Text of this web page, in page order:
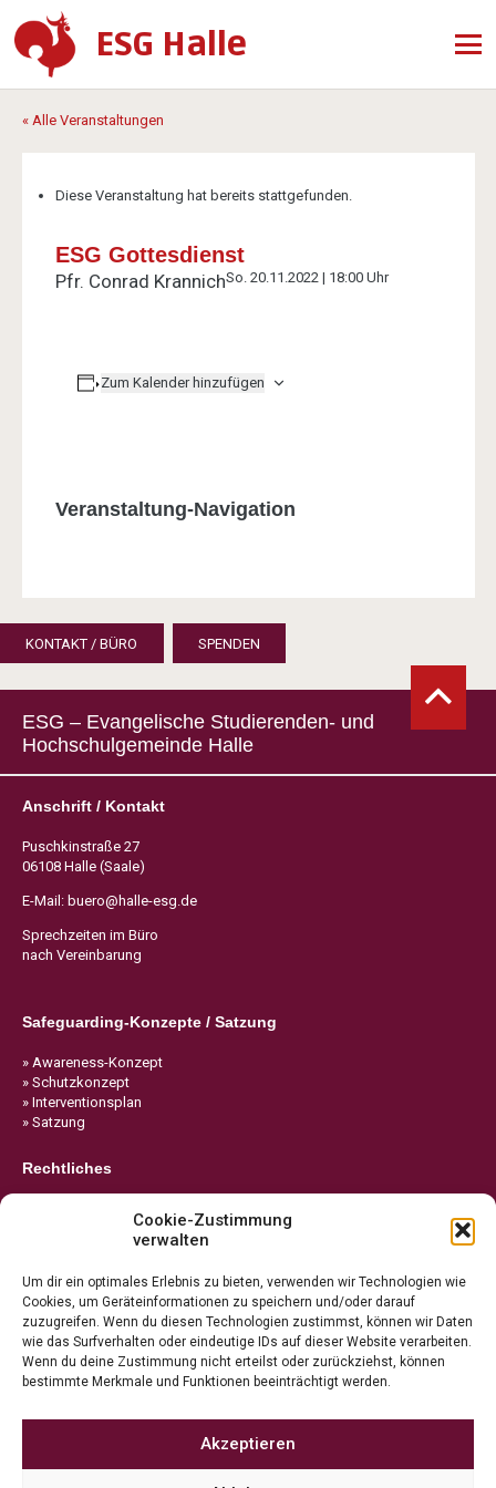
Cookie-Zustimmung
verwalten
Um dir ein optimales Erlebnis zu bieten, verwenden wir Technologien wie
Cookies, um Geräteinformationen zu speichern und/oder darauf
zuzugreifen. Wenn du diesen Technologien zustimmst, können wir Daten
wie das Surfverhalten oder eindeutige IDs auf dieser Website verarbeiten.
Wenn du deine Zustimmung nicht erteilst oder zurückziehst, können
bestimmte Merkmale und Funktionen beeinträchtigt werden.
Akzeptieren
ESG Halle
« Alle Veranstaltungen
Diese Veranstaltung hat bereits stattgefunden.
ESG Gottesdienst
Pfr. Conrad KrannichSo. 20.11.2022 | 18:00 Uhr
Zum Kalender hinzufügen
Veranstaltung-Navigation
KONTAKT / BÜRO SPENDEN
ESG – Evangelische Studierenden- und
Hochschulgemeinde Halle
Anschrift / Kontakt
Puschkinstraße 27
06108 Halle (Saale)
E-Mail: buero@halle-esg.de
Sprechzeiten im Büro
nach Vereinbarung
Safeguarding-Konzepte / Satzung
» Awareness-Konzept
» Schutzkonzept
» Interventionsplan
» Satzung
Rechtliches
» Cookie-Richtlinie